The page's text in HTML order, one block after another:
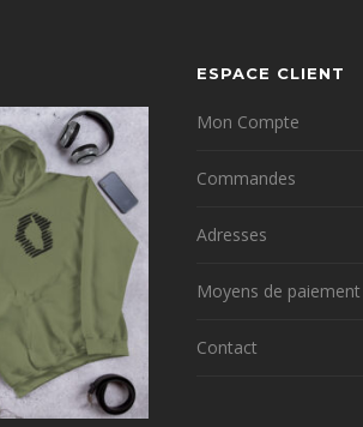
ESPACE CLIENT
Mon Compte
Commandes
Adresses
Moyens de paiement
Contact